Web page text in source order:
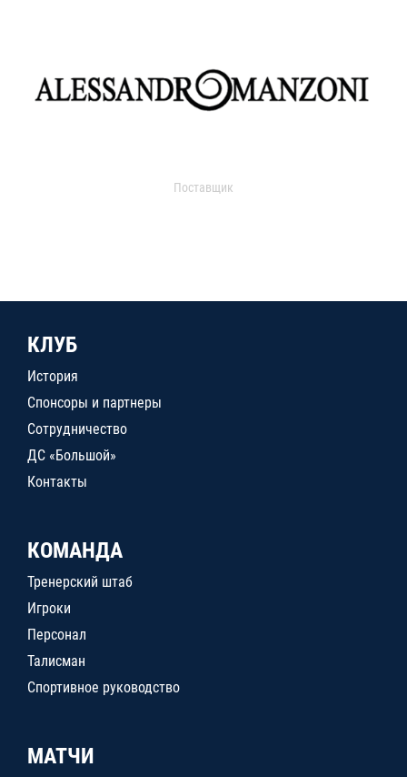
Поставщик
КЛУБ
История
Спонсоры и партнеры
Сотрудничество
ДС «Большой»
Контакты
КОМАНДА
Тренерский штаб
Игроки
Персонал
Талисман
Спортивное руководство
МАТЧИ